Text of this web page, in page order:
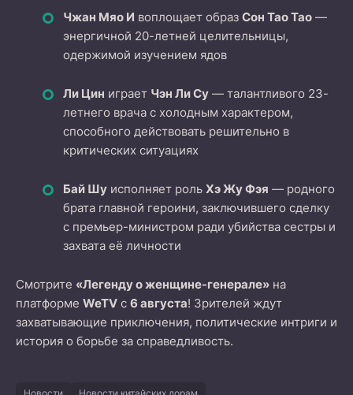
Чжан Мяо И воплощает образ Сон Тао Тао —
энергичной 20-летней целительницы,
одержимой изучением ядов
Ли Цин играет Чэн Ли Су — талантливого 23-
летнего врача с холодным характером,
способного действовать решительно в
критических ситуациях
Бай Шу исполняет роль Хэ Жу Фэя — родного
брата главной героини, заключившего сделку
с премьер-министром ради убийства сестры и
захвата её личности
Смотрите «Легенду о женщине-генерале» на
платформе WeTV с 6 августа! Зрителей ждут
захватывающие приключения, политические интриги и
история о борьбе за справедливость.